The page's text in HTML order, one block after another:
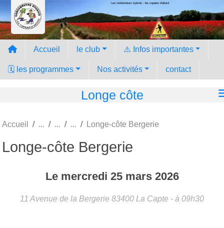
Les randonneurs hyèrois - les copains d'abord
Accueil le club ⚠️ Infos importantes
🗓️ les programmes Nos activités contact
Longe côte
Accueil Longe-côte Bergerie
Longe-côte Bergerie
Le mercredi 25 mars 2026
11 Avenue de la Bergerie 83400 La Capte - à 09h30
Panneau de gestion des cookies